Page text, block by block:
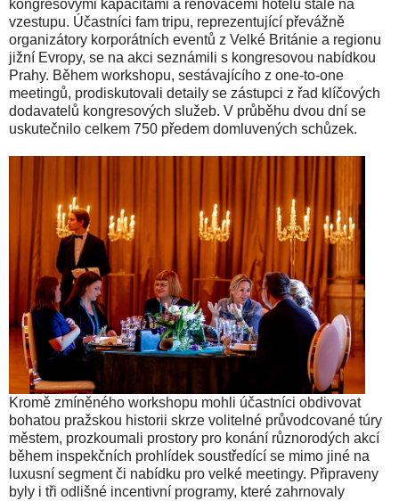
kongresovými kapacitami a renovacemi hotelů stále na
vzestupu. Účastníci fam tripu, reprezentující převážně
organizátory korporátních eventů z Velké Británie a regionu
jižní Evropy, se na akci seznámili s kongresovou nabídkou
Prahy. Během workshopu, sestávajícího z one-to-one
meetingů, prodiskutovali detaily se zástupci z řad klíčových
dodavatelů kongresových služeb. V průběhu dvou dní se
uskutečnilo celkem 750 předem domluvených schůzek.
Kromě zmíněného workshopu mohli účastníci obdivovat
bohatou pražskou historii skrze volitelné průvodcované túry
městem, prozkoumali prostory pro konání různorodých akcí
během inspekčních prohlídek soustředící se mimo jiné na
luxusní segment či nabídku pro velké meetingy. Připraveny
byly i tři odlišné incentivní programy, které zahrnovaly